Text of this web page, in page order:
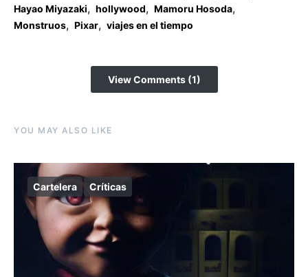
Hayao Miyazaki, hollywood, Mamoru Hosoda,
Monstruos, Pixar, viajes en el tiempo
View Comments (1)
YOU MAY ALSO LIKE
Cartelera Críticas